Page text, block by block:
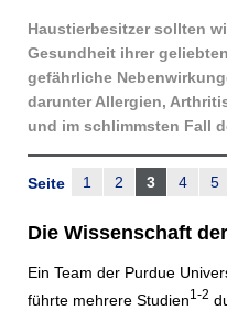
Haustierbesitzer sollten
Gesundheit ihrer
gefährliche
darunter Allergien,
und im schlimmsten Fall
Seite 1 2 3 4 5
Die Wissenschaft
Ein Team der Purdue
führte mehrere Studien1-2